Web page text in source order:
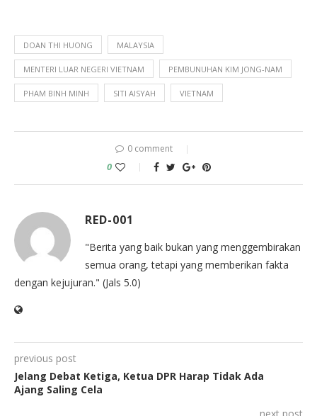
DOAN THI HUONG MALAYSIA
MENTERI LUAR NEGERI VIETNAM PEMBUNUHAN KIM JONG-NAM
PHAM BINH MINH SITI AISYAH VIETNAM
0 comment
0
RED-001
"Berita yang baik bukan yang menggembirakan
semua orang, tetapi yang memberikan fakta
dengan kejujuran." (Jals 5.0)
previous post
Jelang Debat Ketiga, Ketua DPR Harap Tidak Ada
Ajang Saling Cela
next post